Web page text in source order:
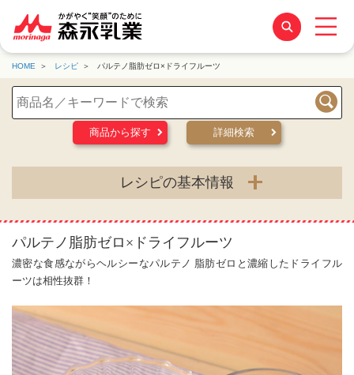
HOME レシピ パルテノ脂肪ゼロ×ドライフルーツ
検索
商品から探す
詳細検索
レシピの基本情報
パルテノ脂肪ゼロ×ドライフルーツ
濃密な食感ながらヘルシーなパルテノ 脂肪ゼロと濃縮したドライフル
ーツは相性抜群！